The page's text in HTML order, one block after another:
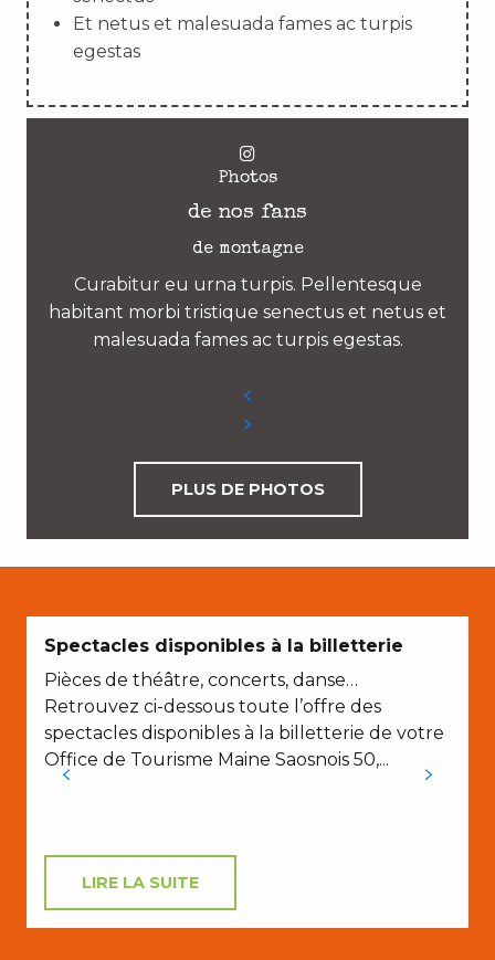
Et netus et malesuada fames ac turpis
egestas
Photos
de nos fans
de montagne
Curabitur eu urna turpis. Pellentesque
habitant morbi tristique senectus et netus et
malesuada fames ac turpis egestas.
PLUS DE PHOTOS
Spectacles disponibles à la billetterie
Pièces de théâtre, concerts, danse…
Retrouvez ci-dessous toute l’offre des
spectacles disponibles à la billetterie de votre
Office de Tourisme Maine Saosnois 50,...
LIRE LA SUITE